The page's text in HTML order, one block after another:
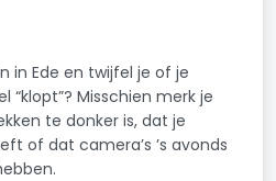
in Ede en twijfel je of je
Misschien merk je
te donker is, dat je
of dat camera’s ’s avonds